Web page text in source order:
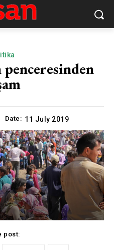
Date: 11 July 2019
post: